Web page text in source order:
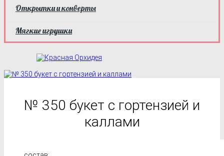
Открытки и конверты
Мягкие игрушки
№ 350 букет с гортензией и
каллами